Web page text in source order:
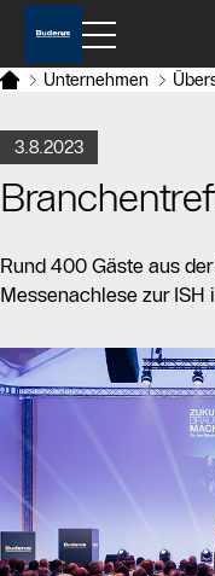
Unternehmen
3.8.2023
Rund 400 Gäste aus
Messenachlese zur ISH